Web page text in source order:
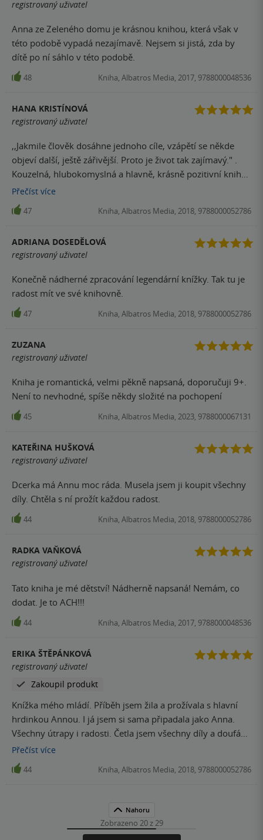
registrovaný uživatel
Anna ze Zeleného domu je krásnou knihou, která však v
této podobě vypadá nezajímavě. Nejsem si jistá, zda by
dítě po ní sáhlo v této podobě.
48 Kniha, Albatros Media, 2017, 9788000048536
HANA KRISTÍNOVÁ
registrovaný uživatel
,,Jakmile člověk dosáhne jednoho cíle, vzápětí se někde
objeví další, ještě zářivější. Proto je život tak zajímavý." .
Kouzelná, hlubokomyslná a hlavně, krásně pozitivní kniha.
Annu od prvního okamžiku zbožňuju, nikdy si nestěžuje, za
vším, dětsky, skoro až naivně, vidí jen to dobré, i když si
vytrpěla víc než dost a na všechno byla sama. Ukecaná a
Dost mi připomíná Pipi Dlohou Punčochu. Každopádně její
představivost nemá hranice a dle mého názoru by to tak
mělo být a nejen u dětí. Tato kniha mě totálně dostala.
Přečíst více
47 Kniha, Albatros Media, 2018, 9788000052786
ADRIANA DOSEDĚLOVÁ
registrovaný uživatel
Konečně nádherné zpracování legendární knížky. Tak tu je
radost mít ve své knihovně.
47 Kniha, Albatros Media, 2018, 9788000052786
ZUZANA
registrovaný uživatel
Kniha je romantická, velmi pěkně napsaná, doporučuji 9+.
Není to nevhodné, spíše někdy složité na pochopení
45 Kniha, Albatros Media, 2023, 9788000067131
KATEŘINA HUŠKOVÁ
registrovaný uživatel
Dcerka má Annu moc ráda. Musela jsem ji koupit všechny
díly. Chtěla s ní prožít každou radost.
44 Kniha, Albatros Media, 2018, 9788000052786
RADKA VAŇKOVÁ
registrovaný uživatel
Tato kniha je mé dětství! Nádherně napsaná! Nemám, co
dodat. Je to ACH!!!
44 Kniha, Albatros Media, 2017, 9788000048536
ERIKA ŠTĚPÁNKOVÁ
registrovaný uživatel
Zakoupil produkt
Knížka mého mládí. Příběh jsem žila a prožívala s hlavní
hrdinkou Annou. I já jsem si sama připadala jako Anna.
Všechny útrapy i radosti. Četla jsem všechny díly a doufám,
že i dcery budou mít tyto knížky rády. Právě tuto knížku
jsem dceři koupila a těším se na další pokračování.
Přečíst více
44 Kniha, Albatros Media, 2018, 9788000052786
Nahoru
Zobrazeno 20 z 29